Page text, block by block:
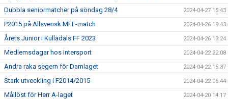
Dubbla seniormatcher på söndag 28/4 2024-04-27 15:43
P2015 på Allsvensk MFF-match 2024-04-26 19:43
Årets Junior i Kulladals FF 2023 2024-04-26 13:24
Medlemsdagar hos Intersport 2024-04-22 22:08
Andra raka segern för Damlaget 2024-04-22 15:37
Stark utveckling i F2014/2015 2024-04-22 06:44
Mållöst för Herr A-laget 2024-04-20 14:17